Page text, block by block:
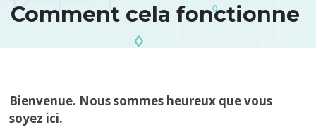
Comment cela fonctionne
Bienvenue. Nous sommes heureux que vous
soyez ici.